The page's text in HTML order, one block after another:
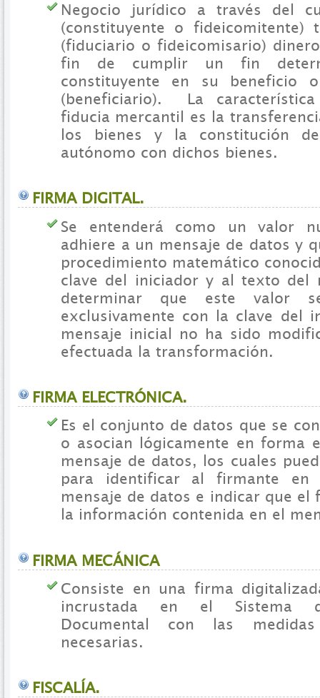
Negocio jurídico a través del
(constituyente o fideicomitente)
(fiduciario o fideicomisario)
fin de cumplir un fin
constituyente en su beneficio
(beneficiario). La
fiducia mercantil es la
los bienes y la constitución
autónomo con dichos bienes.
FIRMA DIGITAL.
Se entenderá como un valor
adhiere a un mensaje de datos y
procedimiento matemático
clave del iniciador y al texto del
determinar que este valor
exclusivamente con la clave del
mensaje inicial no ha sido
efectuada la transformación.
FIRMA ELECTRÓNICA.
Es el conjunto de datos que se
o asocian lógicamente en forma
mensaje de datos, los cuales
para identificar al firmante en
mensaje de datos e indicar que el
la información contenida en el
FIRMA MECÁNICA
Consiste en una firma
incrustada en el Sistema
Documental con las
necesarias.
FISCALÍA.